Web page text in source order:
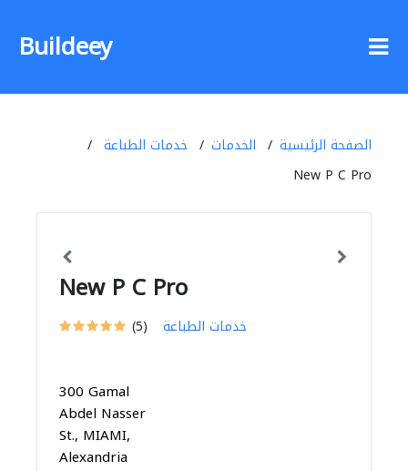
Buildeey
الصفحة الرئيسية الخدمات
خدمات الطباعة
New P C Pro
New P C Pro
(5) خدمات الطباعة
300 Gamal
Abdel Nasser
St., MIAMI,
Alexandria